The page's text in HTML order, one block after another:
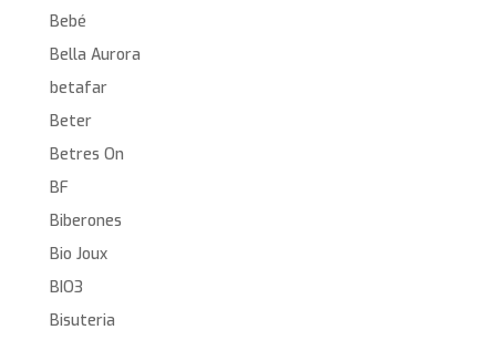
Bebé
Bella Aurora
betafar
Beter
Betres On
BF
Biberones
Bio Joux
BIO3
Bisuteria